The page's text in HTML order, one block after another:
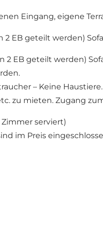
Eingang, eigene
EB geteilt werden)
EB geteilt werden)
– Keine
zu mieten. Zugang
serviert)
im Preis